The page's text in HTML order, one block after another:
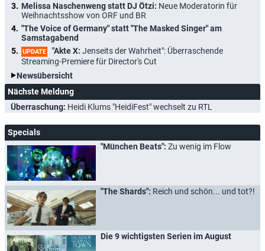
Melissa Naschenweng statt DJ Ötzi: Neue Moderatorin für
Weihnachtsshow von ORF und BR
"The Voice of Germany" statt "The Masked Singer" am
Samstagabend
UPDATE "Akte X: Jenseits der Wahrheit": Überraschende
Streaming-Premiere für Director's Cut
Newsübersicht
Nächste Meldung
Überraschung: Heidi Klums "HeidiFest" wechselt zu RTL
Specials
"München Beats": Zu wenig im Flow
"The Shards": Reich und schön... und tot?!
Die 9 wichtigsten Serien im August